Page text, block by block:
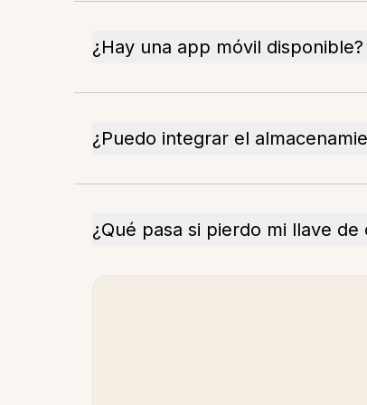
¿Hay una app móvil disponible?
¿Puedo integrar el
¿Qué pasa si pierdo mi llave de